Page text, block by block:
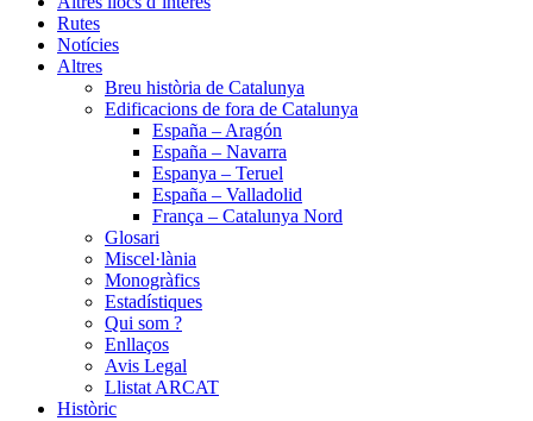
Rutes
Notícies
Altres
Breu història de Catalunya
Edificacions de fora de Catalunya
España – Aragón
España – Navarra
Espanya – Teruel
España – Valladolid
França – Catalunya Nord
Glosari
Miscel·lània
Monogràfics
Estadístiques
Qui som ?
Enllaços
Avis Legal
Llistat ARCAT
Històric